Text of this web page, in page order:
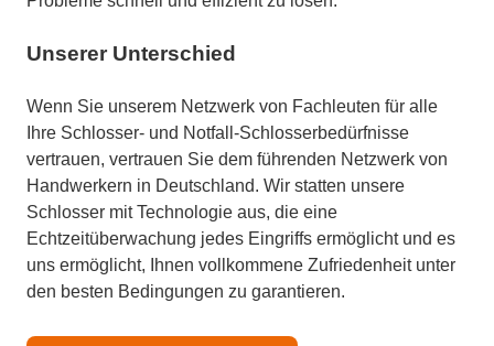
Unserer Unterschied
Wenn Sie unserem Netzwerk von Fachleuten für alle
Ihre Schlosser- und Notfall-Schlosserbedürfnisse
vertrauen, vertrauen Sie dem führenden Netzwerk von
Handwerkern in Deutschland. Wir statten unsere
Schlosser mit Technologie aus, die eine
Echtzeitüberwachung jedes Eingriffs ermöglicht und es
uns ermöglicht, Ihnen vollkommene Zufriedenheit unter
den besten Bedingungen zu garantieren.